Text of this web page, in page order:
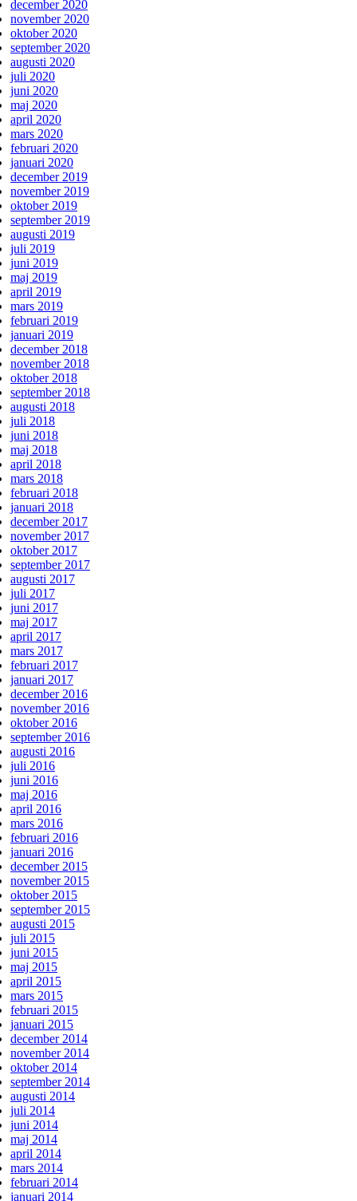
december 2020
november 2020
oktober 2020
september 2020
augusti 2020
juli 2020
juni 2020
maj 2020
april 2020
mars 2020
februari 2020
januari 2020
december 2019
november 2019
oktober 2019
september 2019
augusti 2019
juli 2019
juni 2019
maj 2019
april 2019
mars 2019
februari 2019
januari 2019
december 2018
november 2018
oktober 2018
september 2018
augusti 2018
juli 2018
juni 2018
maj 2018
april 2018
mars 2018
februari 2018
januari 2018
december 2017
november 2017
oktober 2017
september 2017
augusti 2017
juli 2017
juni 2017
maj 2017
april 2017
mars 2017
februari 2017
januari 2017
december 2016
november 2016
oktober 2016
september 2016
augusti 2016
juli 2016
juni 2016
maj 2016
april 2016
mars 2016
februari 2016
januari 2016
december 2015
november 2015
oktober 2015
september 2015
augusti 2015
juli 2015
juni 2015
maj 2015
april 2015
mars 2015
februari 2015
januari 2015
december 2014
november 2014
oktober 2014
september 2014
augusti 2014
juli 2014
juni 2014
maj 2014
april 2014
mars 2014
februari 2014
januari 2014